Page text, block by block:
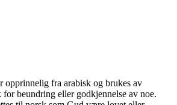
opprinnelig fra arabisk og brukes av
beundring eller godkjennelse av noe.